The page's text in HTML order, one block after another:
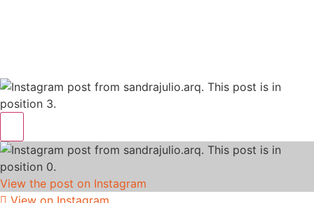
View the post on Instagram